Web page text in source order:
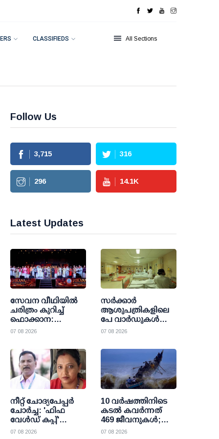
CLASSIFIEDS All Sections
Follow Us
3,715 316
296 14.1K
Latest Updates
സേവന വീഥിയില്‍
ചരിത്രം കുറിച്ച്
ഫൊക്കാന:
കല്‍ഹാരിയില്‍
പുതിയ പ്രഭാതം
07 08 2026
സര്‍ക്കാര്‍
ആശുപത്രികളിലെ
പേ വാര്‍ഡുകള്‍
ഇനി എല്ലാവര്‍ക്കും;
ഒഴിവാക്കി
07 08 2026
നീറ്റ് ചോദ്യപേപ്പര്‍
ചോര്‍ച്ച: 'ഫിഫ
വേള്‍ഡ് കപ്പ്'
വാട്സാപ്പ് ഗ്രൂപ്പ്
07 08 2026
10 വര്‍ഷത്തിനിടെ
കടല്‍ കവര്‍ന്നത്
469 ജീവനുകള്‍;
47000 ത്തിലധികം
07 08 2026